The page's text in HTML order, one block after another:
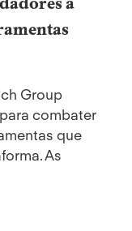
Group
combater
que
As